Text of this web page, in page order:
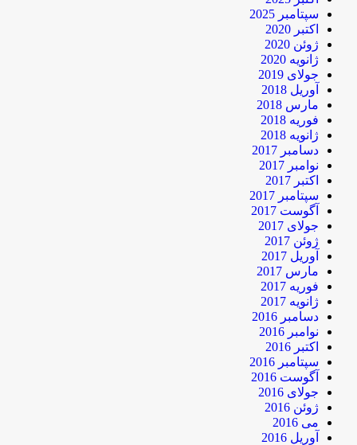
سپتامبر 2025
اکتبر 2020
ژوئن 2020
ژانویه 2020
جولای 2019
آوریل 2018
مارس 2018
فوریه 2018
ژانویه 2018
دسامبر 2017
نوامبر 2017
اکتبر 2017
سپتامبر 2017
آگوست 2017
جولای 2017
ژوئن 2017
آوریل 2017
مارس 2017
فوریه 2017
ژانویه 2017
دسامبر 2016
نوامبر 2016
اکتبر 2016
سپتامبر 2016
آگوست 2016
جولای 2016
ژوئن 2016
می 2016
آوریل 2016